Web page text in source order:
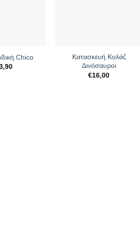
Chico
Κατασκευή Κολάζ
Δινόσαυροι
€16,00